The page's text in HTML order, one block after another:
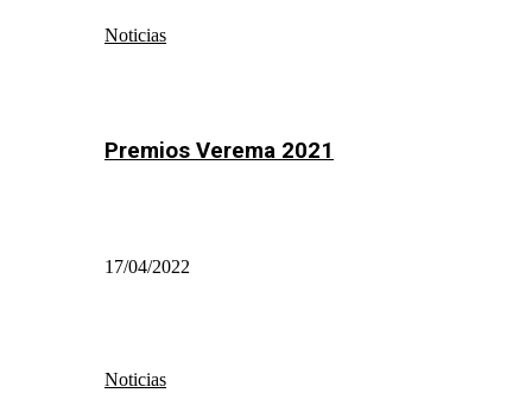
Noticias
Premios Verema 2021
17/04/2022
Noticias